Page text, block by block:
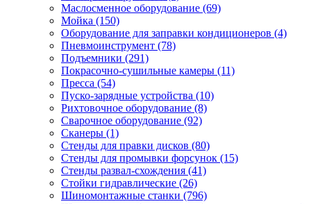
Маслосменное оборудование (69)
Мойка (150)
Оборудование для заправки кондиционеров (4)
Пневмоинструмент (78)
Подъемники (291)
Покрасочно-сушильные камеры (11)
Пресса (54)
Пуско-зарядные устройства (10)
Рихтовочное оборудование (8)
Сварочное оборудование (92)
Сканеры (1)
Стенды для правки дисков (80)
Стенды для промывки форсунок (15)
Стенды развал-схождения (41)
Стойки гидравлические (26)
Шиномонтажные станки (796)